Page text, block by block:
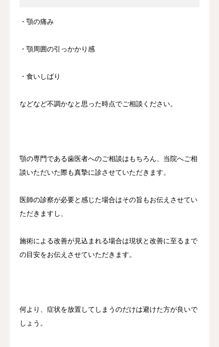
・顎の痛み
・顎周囲の引っかかり感
・食いしばり
などなど不調かなと思った時点でご相談ください。
顎の専門である歯医者へのご相談はもちろん、当院へご相
談いただいた際も真摯に診させていただきます。
医師の診察が必要と感じた場合はその旨もお伝えさせてい
ただきますし、
施術による改善が見込まれる場合は現状と改善に至るまで
の目安をお伝えさせていただきます。
何より、症状を放置してしまうのだけは避けた方が良いで
しょう。